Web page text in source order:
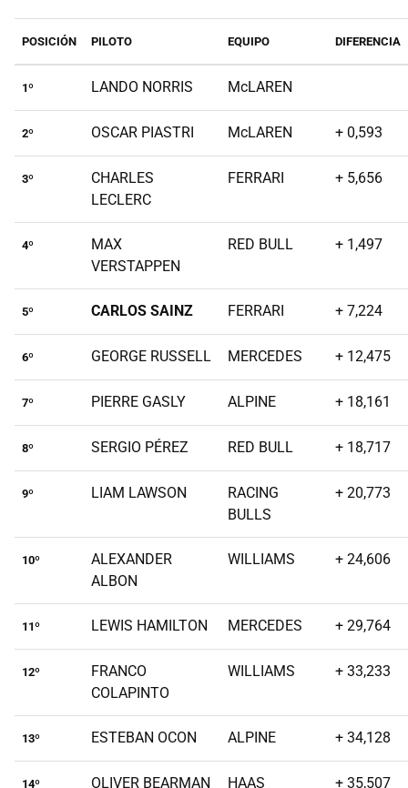
POSICIÓN PILOTO EQUIPO DIFERENCIA
1º LANDO NORRIS McLAREN
2º OSCAR PIASTRI McLAREN + 0,593
3º
CHARLES
LECLERC
FERRARI + 5,656
4º
MAX
VERSTAPPEN
RED BULL + 1,497
5º CARLOS SAINZ FERRARI + 7,224
6º GEORGE RUSSELL MERCEDES + 12,475
7º PIERRE GASLY ALPINE + 18,161
8º SERGIO PÉREZ RED BULL + 18,717
9º LIAM LAWSON
RACING
BULLS
+ 20,773
10º
ALEXANDER
ALBON
WILLIAMS + 24,606
11º LEWIS HAMILTON MERCEDES + 29,764
12º
FRANCO
COLAPINTO
WILLIAMS + 33,233
13º ESTEBAN OCON ALPINE + 34,128
14º OLIVER BEARMAN HAAS + 35,507